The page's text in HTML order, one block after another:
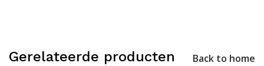
Gerelateerde producten Back to home